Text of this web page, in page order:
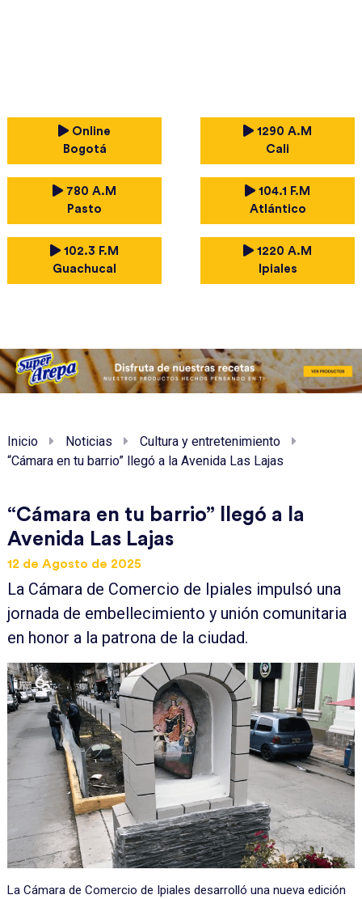
Online
Bogotá
1290 A.M
Cali
780 A.M
Pasto
104.1 F.M
Atlántico
102.3 F.M
Guachucal
1220 A.M
Ipiales
Inicio Noticias
Cultura y entretenimiento
“Cámara en tu barrio” llegó a la Avenida Las Lajas
“Cámara en tu barrio” llegó a la
Avenida Las Lajas
12 de Agosto de 2025
La Cámara de Comercio de Ipiales impulsó una
jornada de embellecimiento y unión comunitaria
en honor a la patrona de la ciudad.
La Cámara de Comercio de Ipiales desarrolló una nueva edición